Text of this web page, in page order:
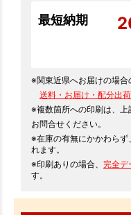
最短納期
※関東近県へお届けの場合
送料・お届け・配分出
※複数箇所への印刷は、
お問合せください。
※在庫の有無にかかわらず
れます。
※印刷ありの場合、 完全デ
す。